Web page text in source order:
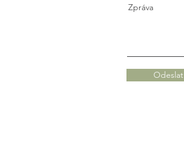
Zpráva
Odeslat